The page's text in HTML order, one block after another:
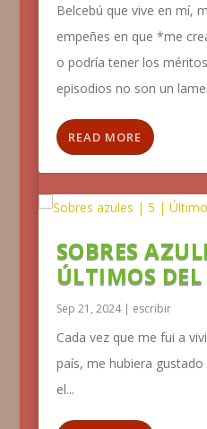
Belcebú que vive en mí,
empeñes en que *me
o podría tener los
episodios no son un
READ MORE
SOBRES
ÚLTIMOS
Sep 21, 2024| escribir
Cada vez que me fui a
país, me hubiera
el...